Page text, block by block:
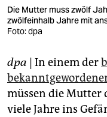
veranstaltungen
shop
fragen & hilfe
unterstützen
abo
Die Mutter muss zwölf
zwölfeinhalb Jahre mit
Foto: dpa
dpa | In einem der
müssen die Mutter
viele Jahre ins